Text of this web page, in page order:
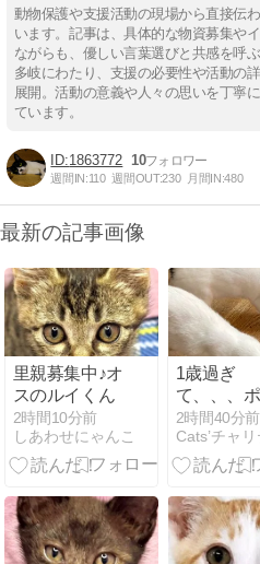
動物保護や支援活動の現場から直接伝
います。記事は、具体的な物資募集や
ながらも、優しい言葉選びと共感を呼
多岐にわたり、支援の必要性や活動の
展開。活動の意義や人々の思いを丁寧
ています。
1863772 10
週間IN:110 週間OUT:230 月間IN:480
最新の記事画像
里親募集中♪オ
スのルイくん
2時間10分前
しあわせにゃんこ
1歳過ぎ
て、、、
ちゃんとポ
フちゃん
2時間40分前